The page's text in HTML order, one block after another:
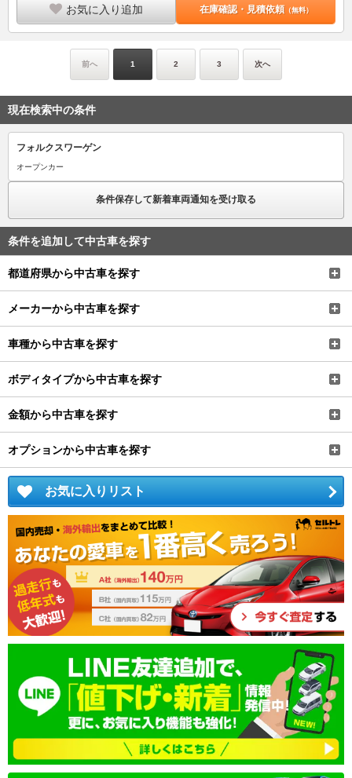
前へ 1 2 3 次へ
現在検索中の条件
フォルクスワーゲン
条件を追加して中古車を探す
都道府県から中古車を探す
メーカーから中古車を探す
車種から中古車を探す
ボディタイプから中古車を探す
金額から中古車を探す
オプションから中古車を探す
お気に入りリスト